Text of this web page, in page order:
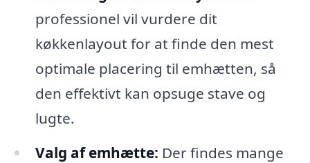
professionel vil vurdere dit
køkkenlayout for at finde den mest
optimale placering til emhætten, så
den effektivt kan opsuge stave og
lugte.
Valg af emhætte: Der findes mange